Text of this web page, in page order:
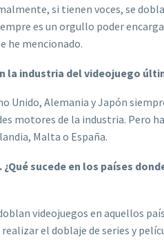
si tienen voces, se
es un orgullo poder
he mencionado.
la industria del videojuego
Unido, Alemania y Japón
motores de la industria. Pero
Malta o España.
sucede en los países
videojuegos en aquellos
el doblaje de series y